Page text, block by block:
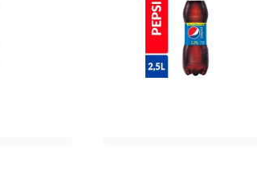
Maracujá é a escolha certa. Aproveite
em experiências ainda mais